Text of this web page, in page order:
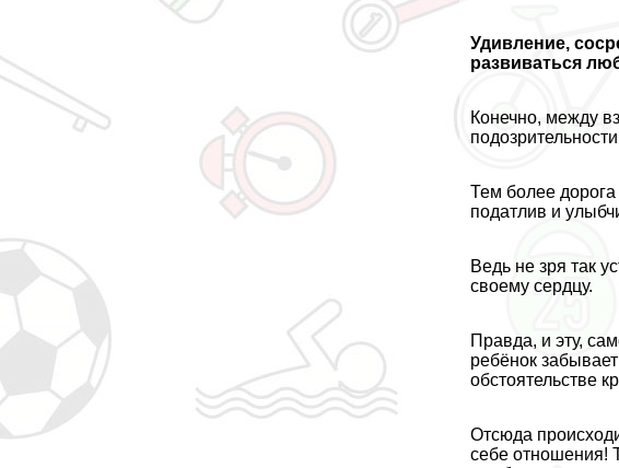
Удивление,
развиваться
Конечно, между
Тем более
податлив и
Ведь не зря так
своему сердцу.
Правда, и эту,
ребёнок
обстоятельстве
Отсюда
себе отношения!